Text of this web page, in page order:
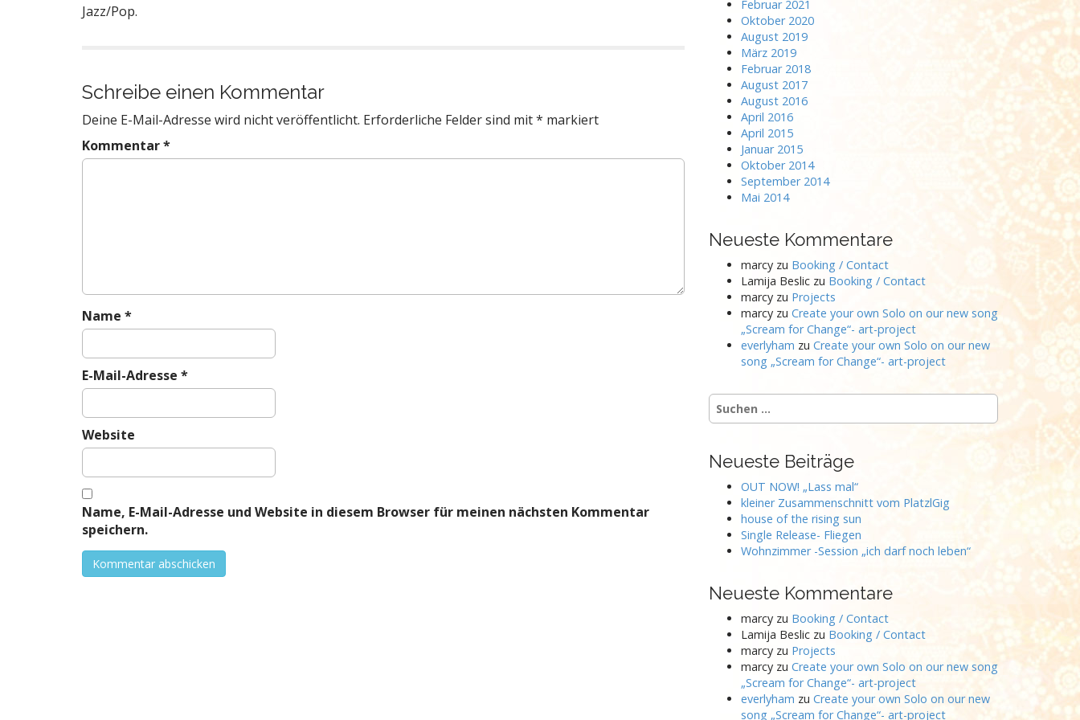
Jazz/Pop.
Schreibe einen Kommentar
Deine E-Mail-Adresse wird nicht veröffentlicht. Erforderliche Felder sind mit* markiert
Kommentar*
Name *
E-Mail-Adresse *
Website
Name, E-Mail-Adresse und Website in diesem Browser für meinen nächsten Kommentar
speichern.
Februar 2021
Oktober 2020
August 2019
März 2019
Februar 2018
August 2017
August 2016
April 2016
April 2015
Januar 2015
Oktober 2014
September 2014
Mai 2014
Neueste Kommentare
marcy zu Booking / Contact
Lamija Beslic zu Booking / Contact
marcy zu Projects
marcy zu Create your own Solo on our new song
„Scream for Change“- art-project
everlyham zu Create your own Solo on our new
song „Scream for Change“- art-project
Suchen
nach:
Neueste Beiträge
OUT NOW! „Lass mal“
kleiner Zusammenschnitt vom PlatzlGig
house of the rising sun
Single Release- Fliegen
Wohnzimmer -Session „ich darf noch leben“
Neueste Kommentare
marcy zu Booking / Contact
Lamija Beslic zu Booking / Contact
marcy zu Projects
marcy zu Create your own Solo on our new song
„Scream for Change“- art-project
everlyham zu Create your own Solo on our new
song „Scream for Change“- art-project